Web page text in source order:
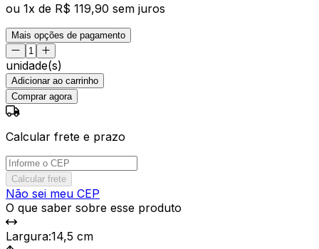
ou 1x de R$ 119,90 sem juros
Mais opções de pagamento
unidade(s)
Adicionar ao carrinho
Comprar agora
Calcular frete e prazo
Calcular frete
Não sei meu CEP
O que saber sobre esse produto
Largura:14,5 cm